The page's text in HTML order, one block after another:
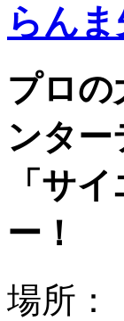
らん
プロの
ンター
「サ
ー！
場所：